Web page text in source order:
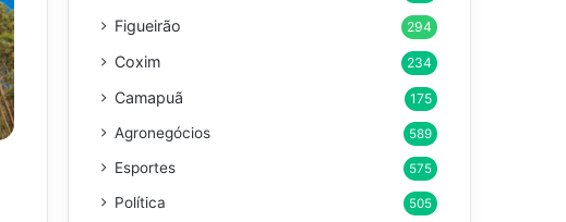
Figueirão 294
Coxim 234
Camapuã 175
Agronegócios 589
Esportes 575
Política 505